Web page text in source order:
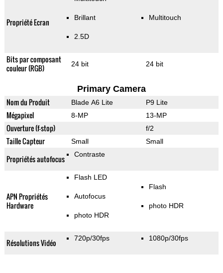
Propriété Ecran Brillant
2.5D
Multitouch
Bits par composant
couleur (RGB)
24 bit 24 bit
Primary Camera
Nom du Produit Blade A6 Lite P9 Lite
Mégapixel 8-MP 13-MP
Ouverture (f-stop) f/2
Taille Capteur Small Small
Propriétés autofocus Contraste
APN Propriétés
Hardware
Flash LED
Autofocus
photo HDR
Flash
photo HDR
Résolutions Vidéo 720p/30fps 1080p/30fps